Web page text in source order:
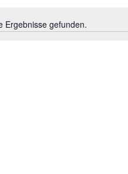
Hinweis
Ergebnisse gefunden.